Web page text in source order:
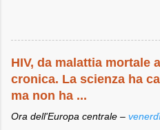
HIV, da malattia mortale
cronica. La scienza ha
ma non ha ...
Ora dell'Europa centrale –